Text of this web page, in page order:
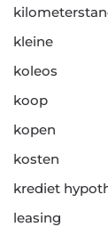
kleine
koleos
koop
kopen
kosten
krediet
leasing